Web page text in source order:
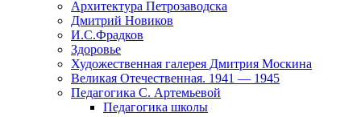
Архитектура Петрозаводска
Дмитрий Новиков
И.С.Фрадков
Здоровье
Художественная галерея Дмитрия Москина
Великая Отечественная. 1941 — 1945
Педагогика С. Артемьевой
Педагогика школы